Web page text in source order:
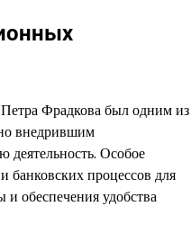
Фрадкова был одним из
внедрившим
Особое
банковских процессов для
обеспечения удобства